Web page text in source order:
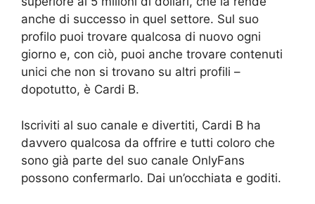
anche di successo in quel settore. Sul suo
profilo puoi trovare qualcosa di nuovo ogni
giorno e, con ciò, puoi anche trovare contenuti
unici che non si trovano su altri profili –
dopotutto, è Cardi B.
Iscriviti al suo canale e divertiti, Cardi B ha
davvero qualcosa da offrire e tutti coloro che
sono già parte del suo canale OnlyFans
possono confermarlo. Dai un’occhiata e goditi.